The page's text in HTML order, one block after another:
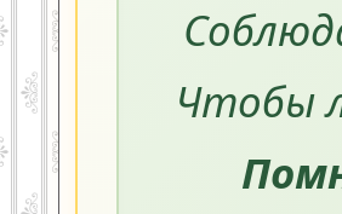
Чтобы